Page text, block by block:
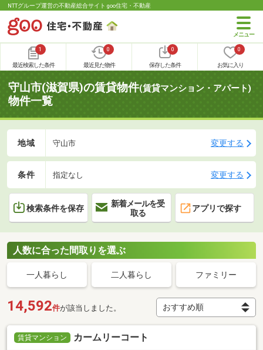
NTTグループ運営の不動産総合サイト goo住宅・不動産
1
最近検索した条件
0
最近見た物件
0
保存した条件
0
お気に入り
守山市(滋賀県)の賃貸物件(賃貸マンション・アパート)
物件一覧
地域 守山市 変更する
条件 指定なし 変更する
検索条件を保存
新着メールを受
取る
アプリで探す
人数に合った間取りを選ぶ
一人暮らし 二人暮らし ファミリー
14,592件が該当しました。
賃貸マンション カームリーコート